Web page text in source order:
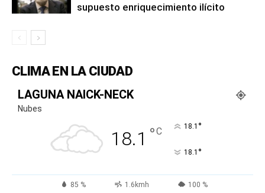
supuesto enriquecimiento ilícito
CLIMA EN LA CIUDAD
LAGUNA NAICK-NECK
Nubes
18.1 °C 18.1 °
18.1 °
85 % 1.6kmh 100 %